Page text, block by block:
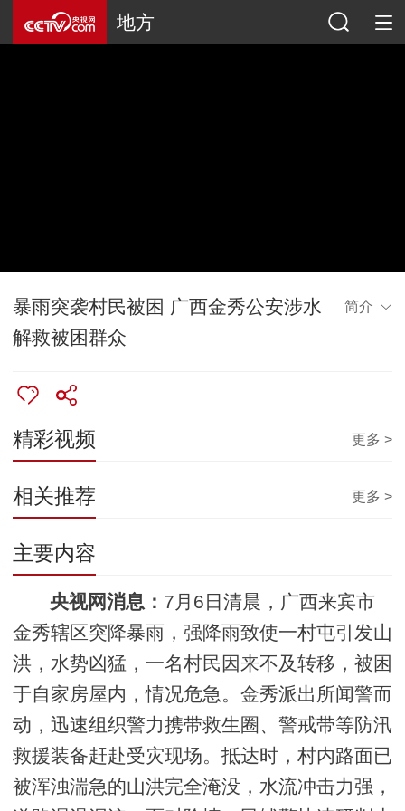
地方
暴雨突袭村民被困 广西金秀公安涉水
解救被困群众
简介
精彩视频 更多 >
相关推荐 更多 >
主要内容
央视网消息： 7月6日清晨，广西来宾市
金秀辖区突降暴雨，强降雨致使一村屯引发山
洪，水势凶猛，一名村民因来不及转移，被困
于自家房屋内，情况危急。金秀派出所闻警而
动，迅速组织警力携带救生圈、警戒带等防汛
救援装备赶赴受灾现场。抵达时，村内路面已
被浑浊湍急的山洪完全淹没，水流冲击力强，